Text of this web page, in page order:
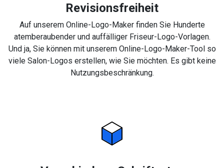
Revisionsfreiheit
Auf unserem Online-Logo-Maker finden Sie Hunderte
atemberaubender und auffälliger Friseur-Logo-Vorlagen.
Und ja, Sie können mit unserem Online-Logo-Maker-Tool so
viele Salon-Logos erstellen, wie Sie möchten. Es gibt keine
Nutzungsbeschränkung.